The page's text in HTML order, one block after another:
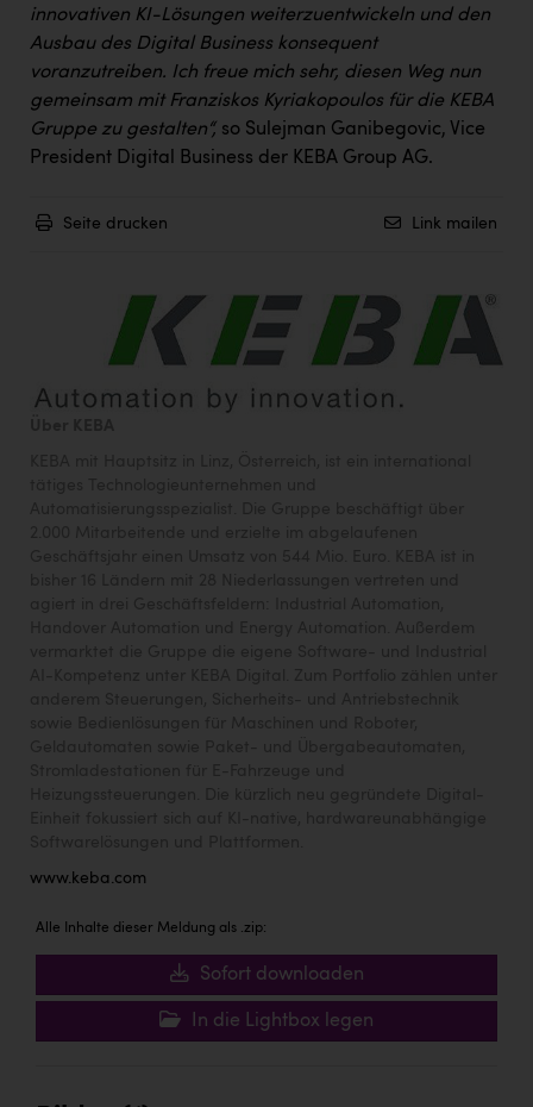
innovativen KI-Lösungen weiterzuentwickeln und den
Ausbau des Digital Business konsequent
voranzutreiben. Ich freue mich sehr, diesen Weg nun
gemeinsam mit Franziskos Kyriakopoulos für die KEBA
Gruppe zu gestalten“, so Sulejman Ganibegovic, Vice
President Digital Business der KEBA Group AG.
Seite drucken Link mailen
www.keba.com
Alle Inhalte dieser Meldung als .zip:
Sofort downloaden
In die Lightbox legen